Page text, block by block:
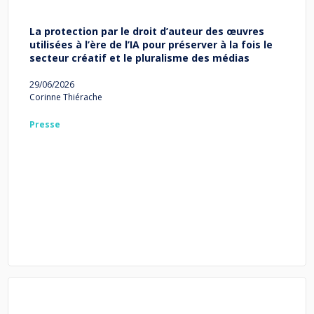
La protection par le droit d’auteur des œuvres
utilisées à l’ère de l’IA pour préserver à la fois le
secteur créatif et le pluralisme des médias
29/06/2026
Corinne Thiérache
Presse